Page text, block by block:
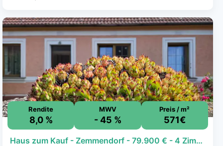
Rendite
8,0 %
MWV
- 45 %
Preis / m²
571€
Haus zum Kauf - Zemmendorf - 79.900 € - 4 Zimmer, 140 m², 778 m² Grundstück